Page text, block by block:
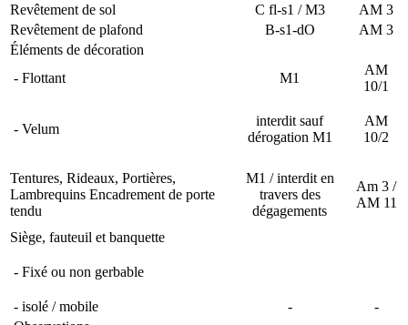
Revêtement de sol
C fl-s1 / M3
AM 3
Revêtement de plafond
B-s1-dO
AM 3
Éléments de décoration
- Flottant
M1
AM
10/1
- Velum
interdit sauf
dérogation M1
AM
10/2
Tentures, Rideaux, Portières,
Lambrequins Encadrement de porte
tendu
M1 / interdit en
travers des
dégagements
Am 3 /
AM 11
Siège, fauteuil et banquette
- Fixé ou non gerbable
- isolé / mobile -
-